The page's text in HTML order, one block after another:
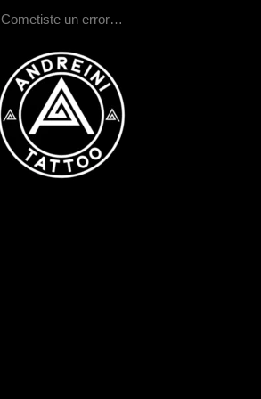
Cometiste un error…